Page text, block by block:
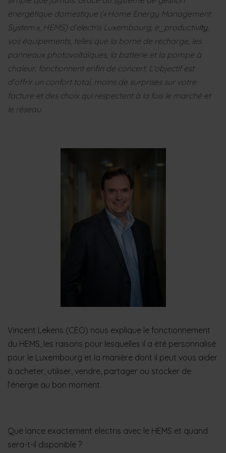
énergétique domestique (« Home Energy Management
System », HEMS) d’electris Luxembourg, e_productivity,
vos équipements, telles que la borne de recharge, les
panneaux photovoltaïques, la batterie et la pompe à
chaleur, fonctionnent enfin de concert. L’objectif est
d’offrir un confort total, moins de surprises sur votre
facture et des choix qui respectent à la fois le marché et
le réseau.
Vincent Lekens (CEO) nous explique le fonctionnement
du HEMS, les raisons pour lesquelles il a été personnalisé
pour le Luxembourg et la manière dont il peut vous aider
à acheter, utiliser, vendre, partager ou stocker de
l’énergie au bon moment.
Que lance exactement electris avec le HEMS et quand
sera-t-il disponible ?